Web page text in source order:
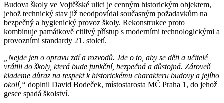
Budova školy ve Vojtěšské ulici je cenným historickým objektem,
jehož technický stav již neodpovídal současným požadavkům na
bezpečný a hygienický provoz školy. Rekonstrukce proto
kombinuje památkově citlivý přístup s moderními technologickými a
provozními standardy 21. století.
„Nejde jen o opravu zdí a rozvodů. Jde o to, aby se děti a učitelé
vrátili do školy, která bude funkční, bezpečná a důstojná. Zároveň
klademe důraz na respekt k historickému charakteru budovy a jejího
okolí,“ doplnil David Bodeček, místostarosta MČ Praha 1, do jehož
gesce spadá školství.